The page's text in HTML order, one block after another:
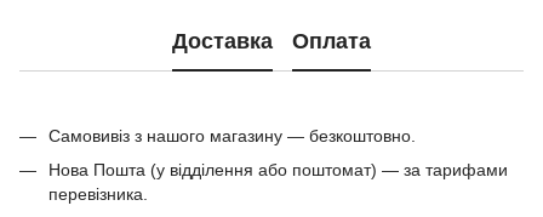
Доставка Оплата
Самовивіз з нашого магазину — безкоштовно.
Нова Пошта (у відділення або поштомат) — за тарифами
перевізника.